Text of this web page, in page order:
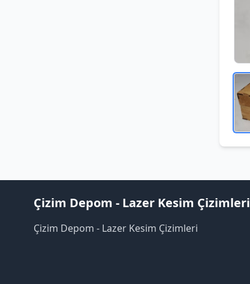
Çizim Depom - Lazer Kesim Çizimleri
Çizim Depom - Lazer Kesim Çizimleri